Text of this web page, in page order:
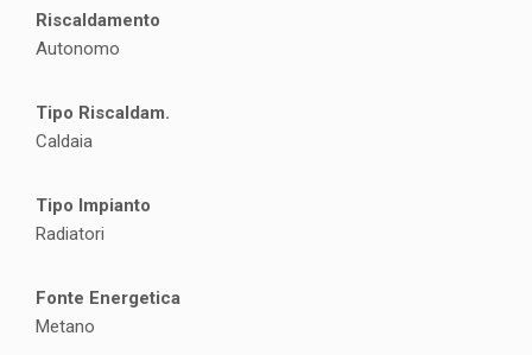
Riscaldamento
Autonomo
Tipo Riscaldam.
Caldaia
Tipo Impianto
Radiatori
Fonte Energetica
Metano